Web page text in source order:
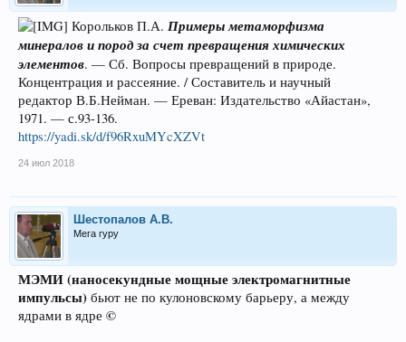
Корольков П.А. Примеры метаморфизма
минералов и пород за счет превращения химических
элементов. — Сб. Вопросы превращений в природе.
Концентрация и рассеяние. / Составитель и научный
редактор В.Б.Нейман. — Ереван: Издательство «Айастан»,
1971. — с.93-136.
https://yadi.sk/d/f96RxuMYcXZVt
24 июл 2018
Шестопалов А.В.
Мега гуру
МЭМИ (наносекундные мощные электромагнитные
импульсы) бьют не по кулоновскому барьеру, а между
ядрами в ядре ©